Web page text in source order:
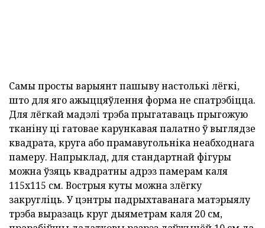
Самы просты варыянт пашыву настолькі лёгкі,
што для яго ажыццяўлення форма не спатрэбіцца.
Для лёгкай мадэлі трэба прыгатаваць прыгожую
тканіну ці гатовае карункавая палатно ў выглядзе
квадрата, круга або прамавугольніка неабходнага
памеру. Напрыклад, для стандартнай фігуры
можна ўзяць квадратны адрэз памерам каля
115х115 см. Вострыя куты можна злёгку
закругліць. У цэнтры падрыхтаванага матэрыялу
трэба выразаць круг дыяметрам каля 20 см,